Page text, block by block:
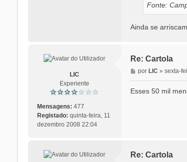
Fonte:
Ainda se
LIC
Experiente
Mensagens: 477
Registado: quinta-feira, 11
dezembro 2008 22:04
Re: Cartola
M
e
porLIC »sexta-
Esses 50 mil
Re: Cartola